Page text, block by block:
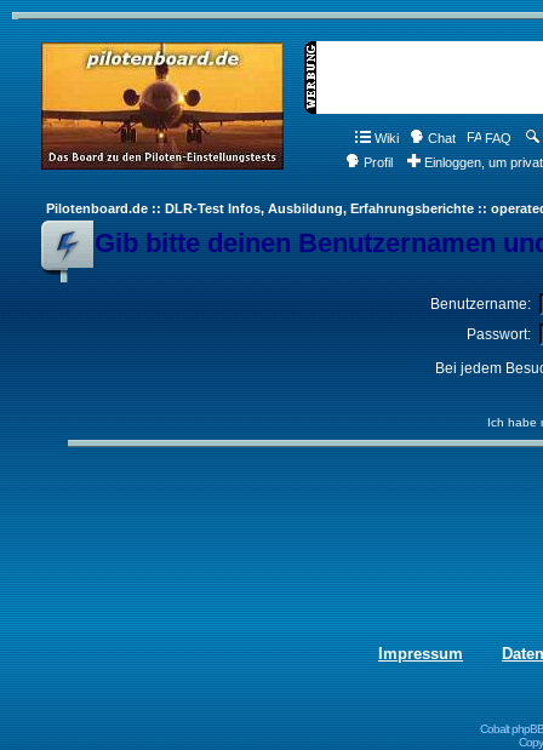
Wiki Chat FAQ
Profil
Einloggen, um
Pilotenboard.de :: DLR-Test Infos, Ausbildung, Erfahrungsberichte ::
Gib bitte deinen Benutzernamen
Benutzername:
Passwort:
Bei jedem
Ich habe
Impressum
Cobalt